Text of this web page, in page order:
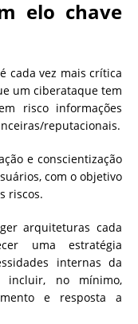
elo chave
cada vez mais crítica
um ciberataque tem
risco informações
reputacionais.
e conscientização
com o objetivo
riscos.
arquiteturas cada
uma estratégia
internas da
incluir, no mínimo,
e resposta a